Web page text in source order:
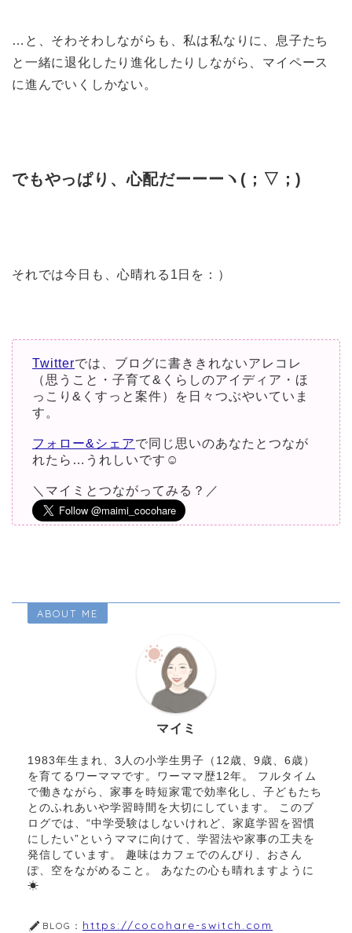
…と、そわそわしながらも、私は私なりに、息子たち
と一緒に退化したり進化したりしながら、マイペース
に進んでいくしかない。
でもやっぱり、心配だーーーヽ ( ；▽；)
それでは今日も、心晴れる1日を：）
Twitterでは、ブログに書ききれないアレコレ
（思うこと・子育て&くらしのアイディア・ほ
っこり&くすっと案件）を日々つぶやいていま
す。
フォロー&シェアで同じ思いのあなたとつなが
れたら…うれしいです☺︎
＼マイミとつながってみる？／
ABOUT ME
マイミ
1983年生まれ、3人の小学生男子（12歳、9歳、6歳）
を育てるワーママです。ワーママ歴12年。 フルタイム
で働きながら、家事を時短家電で効率化し、子どもたち
とのふれあいや学習時間を大切にしています。 このブ
ログでは、“中学受験はしないけれど、家庭学習を習慣
にしたい”というママに向けて、学習法や家事の工夫を
発信しています。 趣味はカフェでのんびり、おさん
ぽ、空をながめること。 あなたの心も晴れますように
☀︎
BLOG： https://cocohare-switch.com